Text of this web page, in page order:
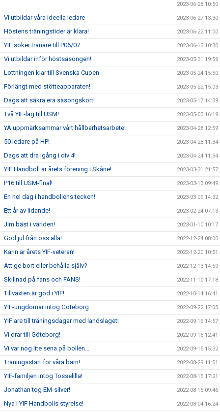
2023-06-28 10:50
Vi utbildar våra ideella ledare 2023-06-27 13:30
Höstens träningstider är klara! 2023-06-22 11:00
YIF söker tränare till P06/07. 2023-06-13 10:30
Vi utbildar inför höstsäsongen! 2023-05-31 19:59
Lottningen klar till Svenska Cupen 2023-05-24 15:50
Förlängt med stötteapparaten! 2023-05-22 15:03
Dags att säkra era säsongskort! 2023-05-17 14:39
Två YIF-lag till USM! 2023-05-03 16:19
YA uppmärksammar vårt hållbarhetsarbete! 2023-04-28 12:59
50 ledare på HP! 2023-04-28 11:34
Dags att dra igång i div 4! 2023-04-24 11:34
YIF Handboll är årets förening i Skåne! 2023-03-31 21:57
P16 till USM-final! 2023-03-13 09:49
En hel dag i handbollens tecken! 2023-03-09 14:32
Ett år av lidande! 2023-02-24 07:13
Jim bäst i världen! 2023-01-10 10:17
God jul från oss alla! 2022-12-24 08:00
Karin är årets YIF-veteran! 2022-12-20 10:51
Att ge bort eller behålla själv? 2022-12-13 14:59
Skillnad på fans och FANS! 2022-11-10 17:18
Tillväxten är god i YIF! 2022-10-14 16:41
YIF-ungdomar intog Göteborg 2022-09-22 17:05
YIF:are till träningsdagar med landslaget! 2022-09-16 14:57
Vi drar till Göteborg! 2022-09-16 12:41
Vi var nog lite sena på bollen... 2022-09-15 15:32
Träningsstart för våra barn! 2022-08-29 11:51
YIF-familjen intog Tosselilla! 2022-08-15 17:21
Jonathan tog EM-silver! 2022-08-15 09:46
Nya i YIF Handbolls styrelse! 2022-08-04 16:24